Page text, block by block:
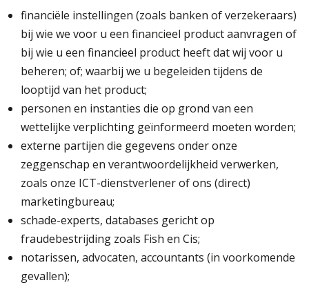
financiële instellingen (zoals banken of verzekeraars)
bij wie we voor u een financieel product aanvragen of
bij wie u een financieel product heeft dat wij voor u
beheren; of; waarbij we u begeleiden tijdens de
looptijd van het product;
personen en instanties die op grond van een
wettelijke verplichting geïnformeerd moeten worden;
externe partijen die gegevens onder onze
zeggenschap en verantwoordelijkheid verwerken,
zoals onze ICT-­dienstverlener of ons (direct)
marketingbureau;
schade-experts, databases gericht op
fraudebestrijding zoals Fish en Cis;
notarissen, advocaten, accountants (in voorkomende
gevallen);